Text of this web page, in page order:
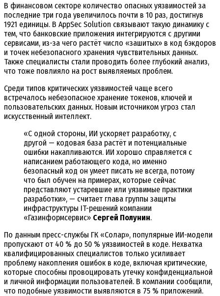
В финансовом секторе количество опасных уязвимостей за
последние три года увеличилось почти в 10 раз, достигнув
1921 единицы. В AppSec Solution связывают такую динамику с
тем, что банковские приложения интегрируются с другими
сервисами, из-за чего растёт число «зашитых» в код бэкдоров
и точек небезопасного хранения чувствительных данных.
Также специалисты стали проводить более глубокий анализ,
что тоже повлияло на рост выявляемых проблем.
Среди типов критических уязвимостей чаще всего
встречалось небезопасное хранение токенов, ключей и
пользовательских данных. Новым источником угроз стал
искусственный интеллект.
«С одной стороны, ИИ ускоряет разработку, с
другой — кодовая база растёт и потенциальные
ошибки накапливаются. ИИ хорошо справляется с
написанием работающего кода, но именно
безопасный код он умеет писать не всегда, потому
что был обучен на примерах, которые сейчас
представляют устаревшие или уязвимые практики
разработки», — считает глава группы защиты
инфраструктуры IT-решений компании
«Газинформсервис» Сергей Полунин.
По данным пресс-службы ГК «Солар», популярные ИИ-модели
пропускают от 40 % до 50 % уязвимостей в коде. Нехватка
квалифицированных специалистов только усиливает
проблему накопления ошибок в коде, включая критические,
которые способны провоцировать утечку конфиденциальной
и личной информации пользователей. В компании сообщили,
что подобные уязвимости выявляются в 75 % приложений.